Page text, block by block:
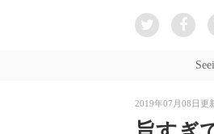
2019年07月08日更